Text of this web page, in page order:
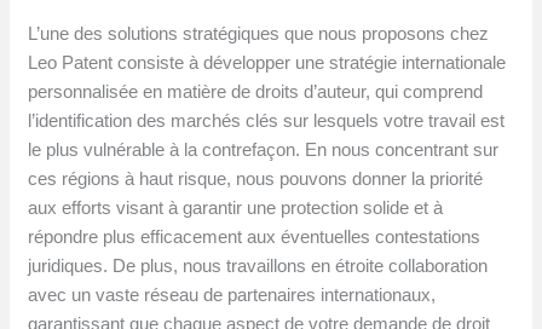
L’une des solutions stratégiques que nous proposons chez
Leo Patent consiste à développer une stratégie internationale
personnalisée en matière de droits d’auteur, qui comprend
l’identification des marchés clés sur lesquels votre travail est
le plus vulnérable à la contrefaçon. En nous concentrant sur
ces régions à haut risque, nous pouvons donner la priorité
aux efforts visant à garantir une protection solide et à
répondre plus efficacement aux éventuelles contestations
juridiques. De plus, nous travaillons en étroite collaboration
avec un vaste réseau de partenaires internationaux,
garantissant que chaque aspect de votre demande de droit